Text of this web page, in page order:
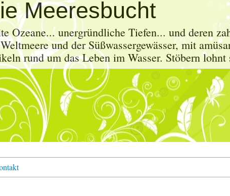
Meeresbucht
Ozeane... unergründliche Tiefen... und deren
und der Süßwassergewässer, mit
rund um das Leben im Wasser. Stöbern lohnt